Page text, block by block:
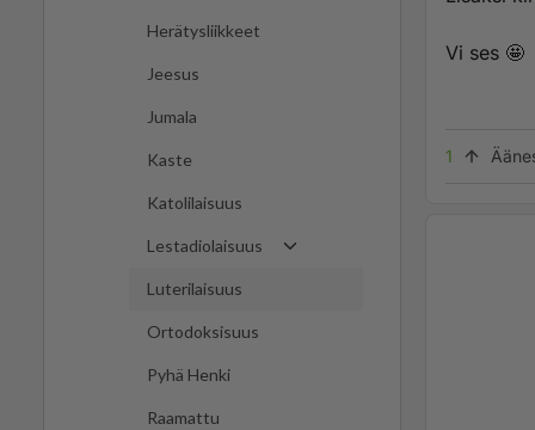
Herätysliikkeet
Jeesus
Jumala
Kaste
Katolilaisuus
Lestadiolaisuus
Luterilaisuus
Ortodoksisuus
Pyhä Henki
Raamattu
Vi ses 🤩
1